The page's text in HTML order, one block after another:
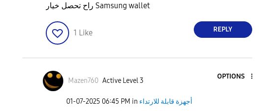
راح تحصل خيار Samsung wallet
1 Like REPLY
Mazen760 Active Level 3
OPTIONS
‎01-07-2025 06:45 PM in أجهزة قابلة للارتداء